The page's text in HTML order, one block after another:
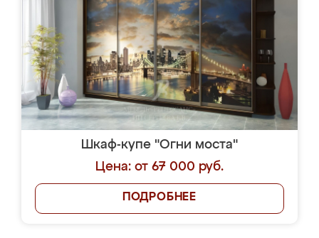
Шкаф-купе "Огни моста"
Цена: от 67 000 руб.
ПОДРОБНЕЕ